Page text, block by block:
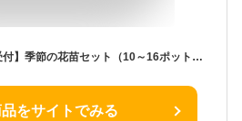
【ふるさと納税】【通年受付】季節の花苗セット（10～16ポット） | 相生 ガーデニング用 季節の花苗 多品種セット 初心者向け 人気 おすすめ 園芸植物 庭づくり 花壇用 お取り寄せ 通販 送料無料 ふるさと納税
をサイトでみる